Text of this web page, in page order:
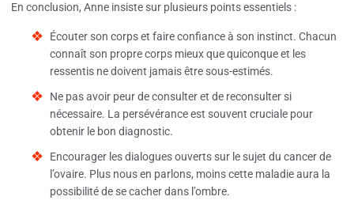
En conclusion, Anne insiste sur plusieurs points essentiels :
Écouter son corps et faire confiance à son instinct. Chacun
connaît son propre corps mieux que quiconque et les
ressentis ne doivent jamais être sous-estimés.
Ne pas avoir peur de consulter et de reconsulter si
nécessaire. La persévérance est souvent cruciale pour
obtenir le bon diagnostic.
Encourager les dialogues ouverts sur le sujet du cancer de
l’ovaire. Plus nous en parlons, moins cette maladie aura la
possibilité de se cacher dans l’ombre.